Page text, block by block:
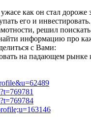
как он стал дороже
его и инвестировать.
решил
информацию про
с Вами:
на падающем